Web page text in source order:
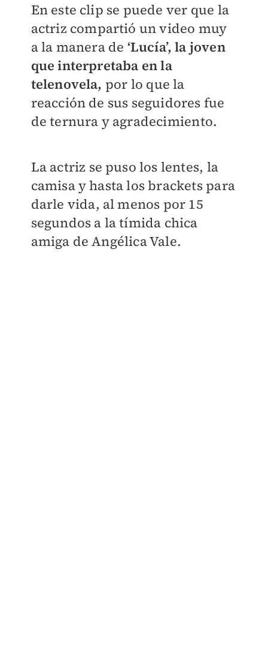
En este clip se puede ver que la
actriz compartió un video muy
a la manera de ‘Lucía’, la joven
que interpretaba en la
telenovela, por lo que la
reacción de sus seguidores fue
de ternura y agradecimiento.
La actriz se puso los lentes, la
camisa y hasta los brackets para
darle vida, al menos por 15
segundos a la tímida chica
amiga de Angélica Vale.